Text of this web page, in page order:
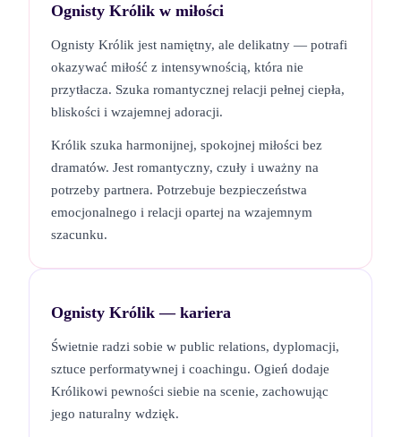
Ognisty Królik w miłości
Ognisty Królik jest namiętny, ale delikatny — potrafi
okazywać miłość z intensywnością, która nie
przytłacza. Szuka romantycznej relacji pełnej ciepła,
bliskości i wzajemnej adoracji.
Królik szuka harmonijnej, spokojnej miłości bez
dramatów. Jest romantyczny, czuły i uważny na
potrzeby partnera. Potrzebuje bezpieczeństwa
emocjonalnego i relacji opartej na wzajemnym
szacunku.
Ognisty Królik — kariera
Świetnie radzi sobie w public relations, dyplomacji,
sztuce performatywnej i coachingu. Ogień dodaje
Królikowi pewności siebie na scenie, zachowując
jego naturalny wdzięk.